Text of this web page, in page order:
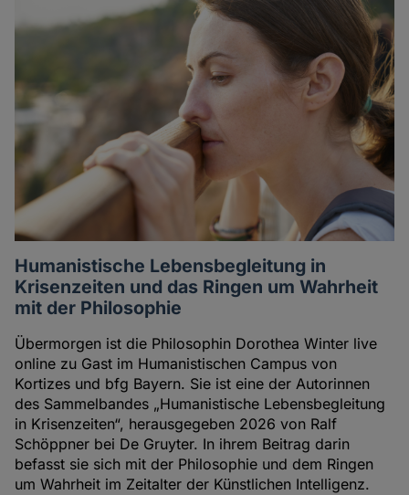
Humanistische Lebensbegleitung in
Krisenzeiten und das Ringen um Wahrheit
mit der Philosophie
Übermorgen ist die Philosophin Dorothea Winter live
online zu Gast im Humanistischen Campus von
Kortizes und bfg Bayern. Sie ist eine der Autorinnen
des Sammelbandes „Humanistische Lebensbegleitung
in Krisenzeiten“, herausgegeben 2026 von Ralf
Schöppner bei De Gruyter. In ihrem Beitrag darin
befasst sie sich mit der Philosophie und dem Ringen
um Wahrheit im Zeitalter der Künstlichen Intelligenz.